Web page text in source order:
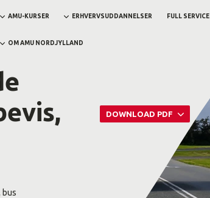
AMU-KURSER ERHVERVSUDDANNELSER FULL SERVICE
OM AMU NORDJYLLAND
DOWNLOAD PDF
bus